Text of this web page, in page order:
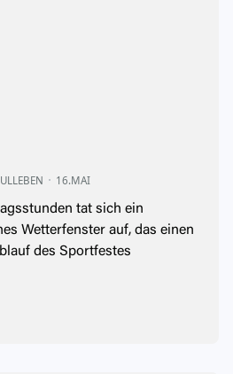
16.MAI
tat sich ein
Wetterfenster auf, das einen
des Sportfestes